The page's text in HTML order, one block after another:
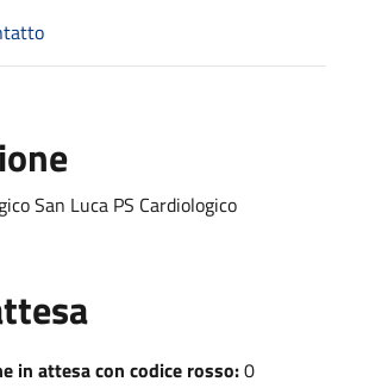
San Luca PS Cardiologico
in attesa con codice rosso:0